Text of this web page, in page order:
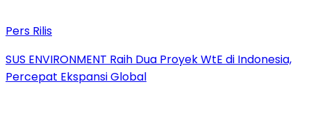
Pers Rilis
SUS ENVIRONMENT Raih Dua Proyek WtE di Indonesia,
Percepat Ekspansi Global